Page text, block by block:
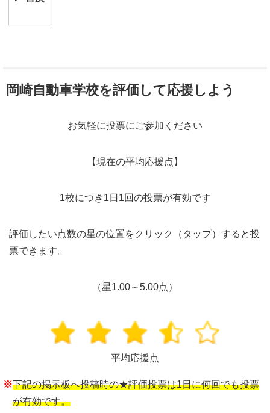
岡崎自動車学校を評価して応援しよう
お気軽に投票にご参加ください
【現在の平均応援点】
1校につき1日1回の投票が有効です
評価したい点数の星の位置をクリック（タップ）すると投
票できます。
（星1.00～5.00点）
平均応援点
※下記の掲示板へ投稿時の★評価投票は1日に何回でも投票
が有効です。